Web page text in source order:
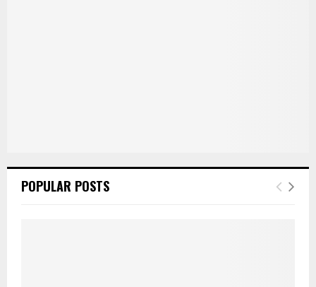
POPULAR POSTS